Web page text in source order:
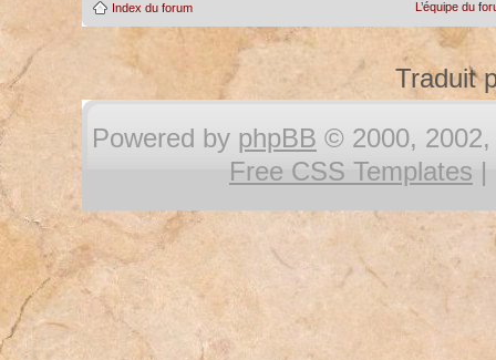
Index du forum L’équipe du
Traduit
Powered by phpBB © 2000, 2002,
Free CSS Templates |